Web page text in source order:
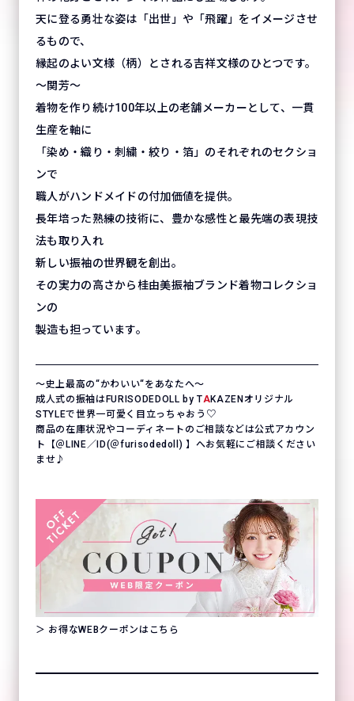
天に登る勇壮な姿は「出世」や「飛躍」をイメージさせ
るもので、
縁起のよい文様（柄）とされる吉祥文様のひとつです。
～関芳～
着物を作り続け100年以上の老舗メーカーとして、一貫
生産を軸に
「染め・織り・刺繍・絞り・箔」のそれぞれのセクショ
ンで
職人がハンドメイドの付加価値を提供。
長年培った熟練の技術に、豊かな感性と最先端の表現技
法も取り入れ
新しい振袖の世界観を創出。
その実力の高さから桂由美振袖ブランド着物コレクショ
ンの
製造も担っています。
〜史上最高の“かわいい“をあなたへ〜
成人式の振袖はFURISODEDOLL by TAKAZENオリジナル
STYLEで世界一可愛く目立っちゃおう♡
商品の在庫状況やコーディネートのご相談などは公式アカウン
ト【＠LINE／ID(＠furisodedoll) 】へお気軽にご相談ください
ませ♪
＞ お得なWEBクーポンはこちら